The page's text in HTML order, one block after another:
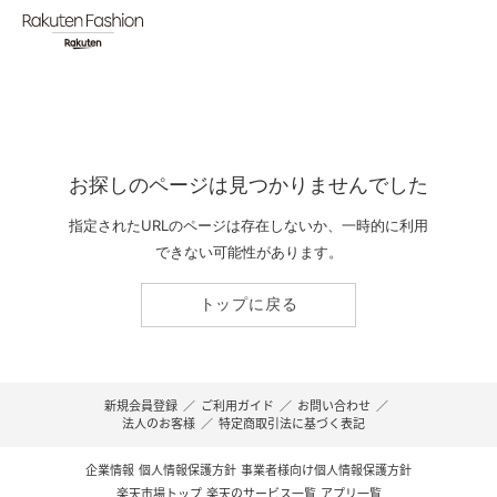
お探しのページは見つかりませんでした
指定されたURLのページは存在しないか、一時的に利用
できない可能性があります。
トップに戻る
新規会員登録 ／ ご利用ガイド ／ お問い合わせ ／
法人のお客様 ／ 特定商取引法に基づく表記
企業情報 個人情報保護方針 事業者様向け個人情報保護方針
楽天市場トップ 楽天のサービス一覧 アプリ一覧